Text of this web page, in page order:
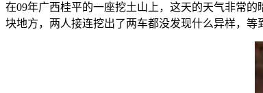
在09年广西桂平的一座挖土山上，这天的天气非常
块地方，两人接连挖出了两车都没发现什么异样，